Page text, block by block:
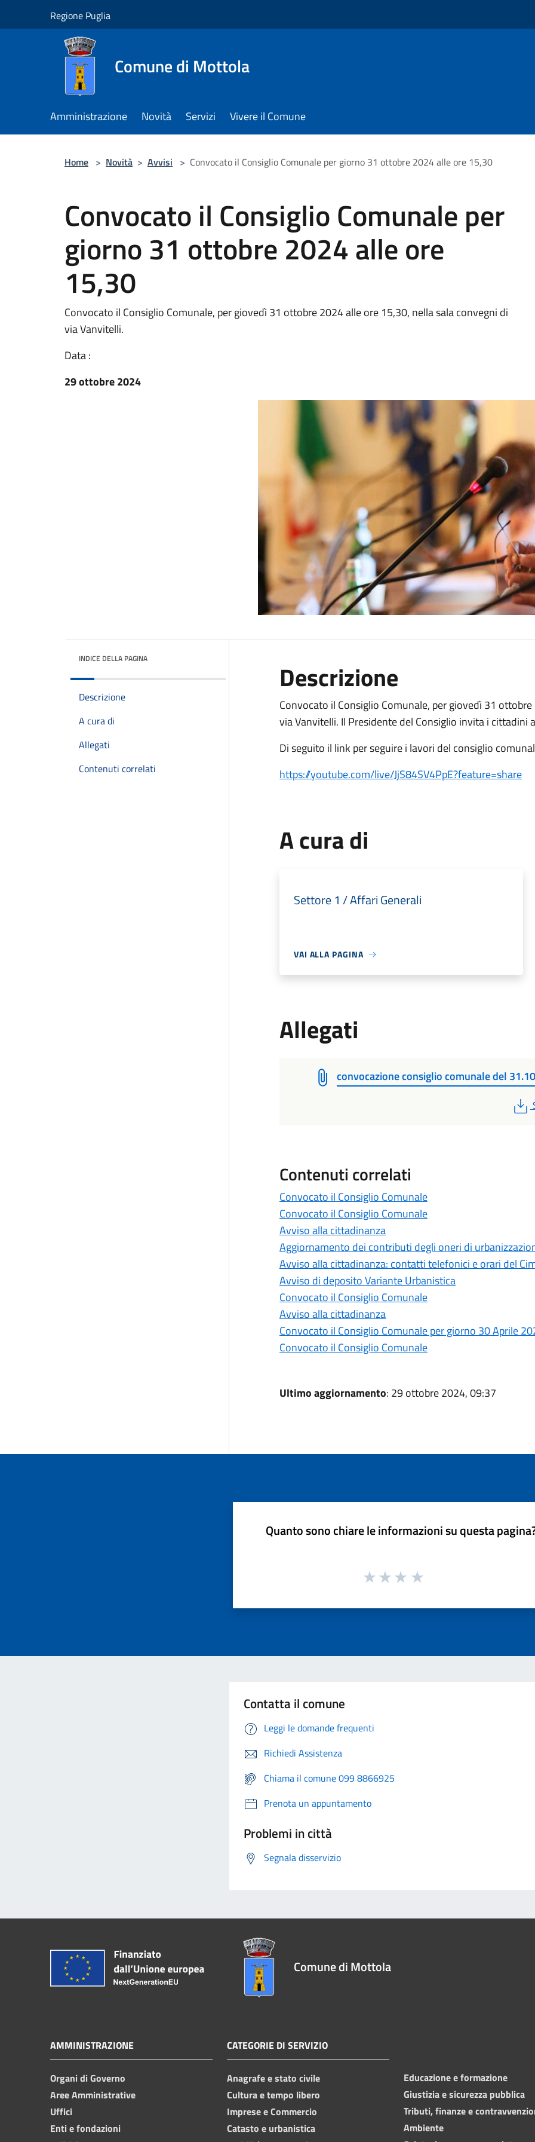
Regione Puglia
Comune di Mottola
Amministrazione Novità Servizi Vivere il Comune
Home > Novità > Avvisi > Convocato il Consiglio Comunale per giorno 31 ottobre 2024 alle ore 15,30
Convocato il Consiglio Comunale per
giorno 31 ottobre 2024 alle ore
15,30
Convocato il Consiglio Comunale, per giovedì 31 ottobre 2024 alle ore 15,30, nella sala convegni di
via Vanvitelli.
Data :
29 ottobre 2024
INDICE DELLA PAGINA
Descrizione
A cura di
Allegati
Contenuti correlati
Descrizione
Convocato il Consiglio Comunale, per giovedì 31
via Vanvitelli. Il Presidente del Consiglio invita i cittadini
Di seguito il link per seguire i lavori del consiglio
https://youtube.com/live/JjS84SV4PpE?feature=share
A cura di
Settore 1 / Affari Generali
VAI ALLA PAGINA
Allegati
convocazione consiglio comunale del
Contenuti correlati
Convocato il Consiglio Comunale
Convocato il Consiglio Comunale
Avviso alla cittadinanza
Aggiornamento dei contributi degli oneri di
Avviso alla cittadinanza: contatti telefonici e orari del
Avviso di deposito Variante Urbanistica
Convocato il Consiglio Comunale
Avviso alla cittadinanza
Convocato il Consiglio Comunale per giorno 30 Aprile
Convocato il Consiglio Comunale
Ultimo aggiornamento: 29 ottobre 2024, 09:37
Quanto sono chiare le informazioni su questa
Contatta il comune
Leggi le domande frequenti
Richiedi Assistenza
Chiama il comune 099 8866925
Prenota un appuntamento
Problemi in città
Segnala disservizio
Comune di Mottola
AMMINISTRAZIONE
Organi di Governo
Aree Amministrative
Uffici
Enti e fondazioni
CATEGORIE DI SERVIZIO
Anagrafe e stato civile
Cultura e tempo libero
Imprese e Commercio
Catasto e urbanistica
Educazione e formazione
Giustizia e sicurezza pubblica
Tributi, finanze e
Ambiente